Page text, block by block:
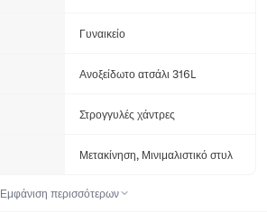
Γυναικείο
Ανοξείδωτο ατσάλι 316L
Στρογγυλές χάντρες
Μετακίνηση, Μινιμαλιστικό στυλ
Εμφάνιση περισσότερων